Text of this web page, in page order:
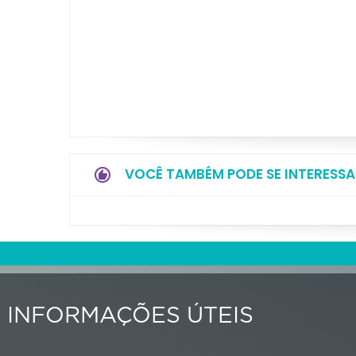
VOCÊ TAMBÉM PODE SE
INFORMAÇÕES ÚTEIS